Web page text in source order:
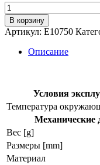
Количество
товара
Демпфирующий
магнит
e10750
В корзину
Артикул: E10750
Описание
Условия
Температура
Механические
Вес [g]
Размеры [mm]
Материал